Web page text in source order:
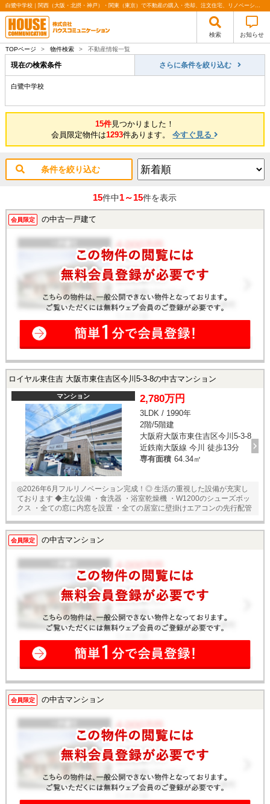
白鷺中学校｜関西（大阪・北摂・神戸）・関東（東京）で不動産の購入・売却、注文住宅、リノベーションの事なら株式会社ハウスコミュニケーション
検索 お知らせ
TOPページ > 物件検索 > 不動産情報一覧
現在の検索条件 さらに条件を絞り込む
白鷺中学校
15件見つかりました！
会員限定物件は1293件あります。今すぐ見る
条件を絞り込む
15件中1～15件を表示
会員限定 の中古一戸建て
ロイヤル東住吉 大阪市東住吉区今川5-3-8の中古マンション
マンション 2,780万円
3LDK / 1990年
2階/5階建
大阪府大阪市東住吉区今川5-3-8
近鉄南大阪線 今川 徒歩13分
専有面積 64.34㎡
◎2026年6月フルリノベーション完成！◎ 生活の重視した設備が充実し
ております ◆主な設備 ・食洗器 ・浴室乾燥機 ・W1200のシューズボッ
クス ・全ての窓に内窓を設置 ・全ての居室に壁掛けエアコンの先行配管
会員限定 の中古マンション
会員限定 の中古マンション